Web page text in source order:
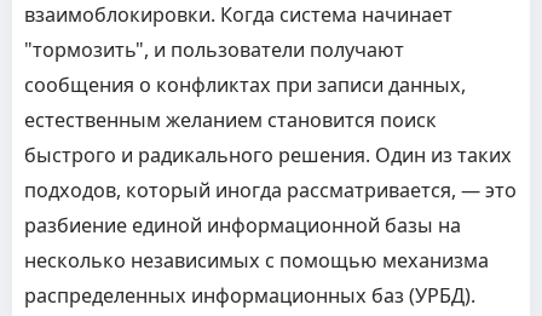
взаимоблокировки. Когда система начинает
"тормозить", и пользователи получают
сообщения о конфликтах при записи данных,
естественным желанием становится поиск
быстрого и радикального решения. Один из таких
подходов, который иногда рассматривается, — это
разбиение единой информационной базы на
несколько независимых с помощью механизма
распределенных информационных баз (УРБД).